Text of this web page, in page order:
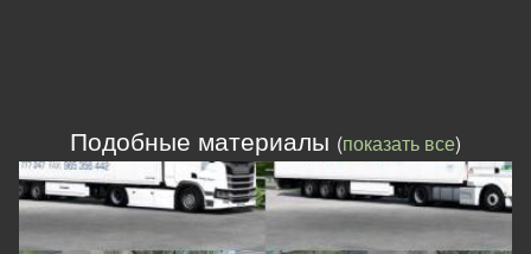
Подобные материалы (показать все)